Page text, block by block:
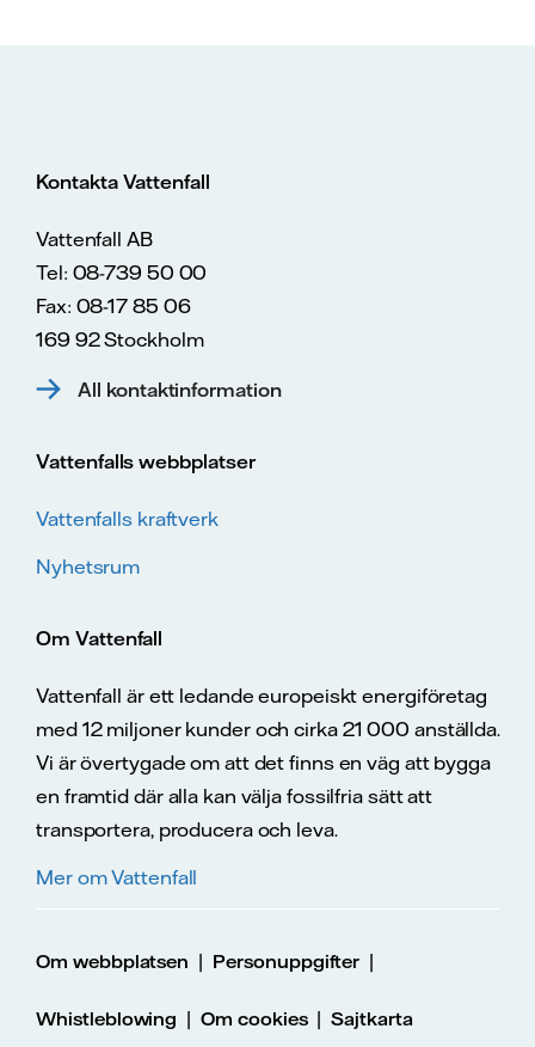
Kontakta Vattenfall
Vattenfall AB
Tel: 08-739 50 00
Fax: 08-17 85 06
169 92 Stockholm
All kontaktinformation
Vattenfalls webbplatser
Vattenfalls kraftverk
Nyhetsrum
Om Vattenfall
Vattenfall är ett ledande europeiskt energiföretag
med 12 miljoner kunder och cirka 21 000 anställda.
Vi är övertygade om att det finns en väg att bygga
en framtid där alla kan välja fossilfria sätt att
transportera, producera och leva.
Mer om Vattenfall
Om webbplatsen | Personuppgifter |
Whistleblowing |Om cookies|Sajtkarta